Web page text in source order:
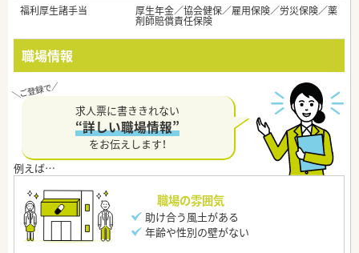
福利厚生諸手当
厚生年金／協会健保／雇用保険／労災保険／薬
剤師賠償責任保険
職場情報
求人票に書ききれない
“詳しい職場情報”
をお伝えします！
職場の雰囲気
助け合う風土がある
年齢や性別の壁がない